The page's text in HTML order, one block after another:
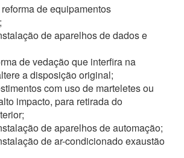
de equipamentos
de aparelhos de dados e
de vedação que interfira na
a disposição original;
com uso de marteletes ou
impacto, para retirada do
de aparelhos de automação;
de ar-condicionado exaustão